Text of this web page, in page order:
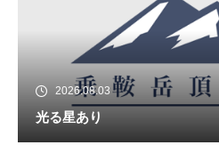
2026.08.03
光る星あり